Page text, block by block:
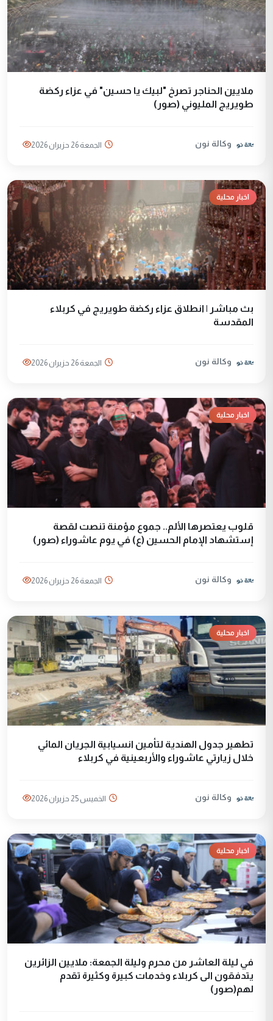
ملايين الحناجر تصرخ "لبيك يا حسين" في عزاء ركضة
طويريج المليوني (صور)
وكالة نون الجمعة 26 حزيران 2026
اخبار محلية
بث مباشر | انطلاق عزاء ركضة طويريج في كربلاء
المقدسة
وكالة نون الجمعة 26 حزيران 2026
اخبار محلية
قلوب يعتصرها الألم.. جموع مؤمنة تنصت لقصة
إستشهاد الإمام الحسين (ع) في يوم عاشوراء (صور)
وكالة نون الجمعة 26 حزيران 2026
اخبار محلية
تطهير جدول الهندية لتأمين انسيابية الجريان المائي
خلال زيارتي عاشوراء والأربعينية في كربلاء
وكالة نون الخميس 25 حزيران 2026
اخبار محلية
في ليلة العاشر من محرم وليلة الجمعة: ملايين الزائرين
يتدفقون الى كربلاء وخدمات كبيرة وكثيرة تقدم
لهم(صور)